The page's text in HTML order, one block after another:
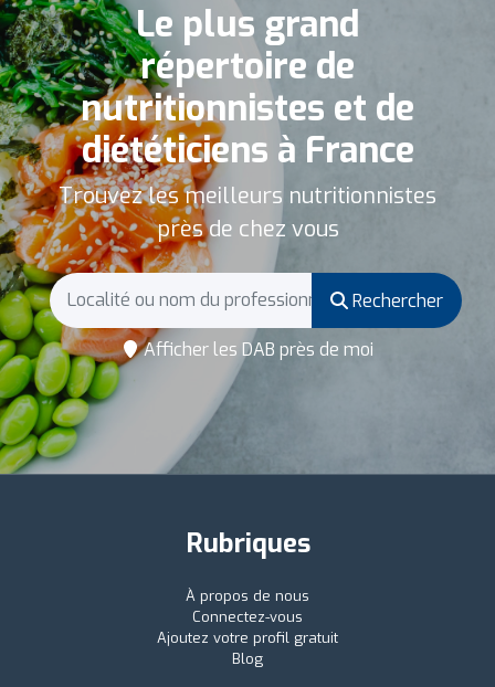
Le plus grand
répertoire de
nutritionnistes et de
diététiciens à France
Trouvez les meilleurs nutritionnistes
près de chez vous
Rechercher
Afficher les DAB près de moi
Rubriques
À propos de nous
Connectez-vous
Ajoutez votre profil gratuit
Blog